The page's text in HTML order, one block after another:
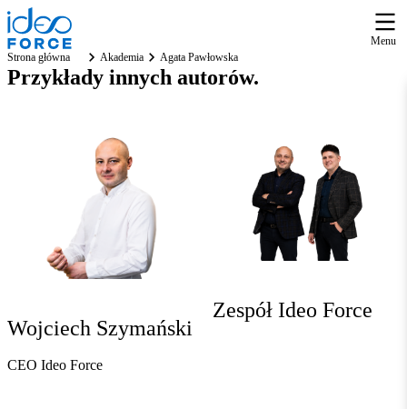
Menu
Strona główna
Akademia Agata Pawłowska
Przykłady innych autorów.
Wojciech Szymański
CEO Ideo Force
Zespół Ideo Force